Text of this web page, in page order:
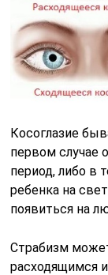
Косоглазие
первом случае
период, либо в
ребенка на
появиться на
Страбизм
расходящимся